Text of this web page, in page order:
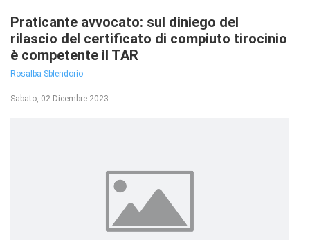
Praticante avvocato: sul diniego del
rilascio del certificato di compiuto tirocinio
è competente il TAR
Rosalba Sblendorio
Sabato, 02 Dicembre 2023